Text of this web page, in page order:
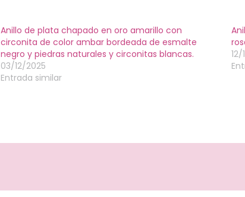
Anillo de plata chapado en oro amarillo con
circonita de color ambar bordeada de esmalte
negro y piedras naturales y circonitas blancas.
03/12/2025
Entrada similar
12/